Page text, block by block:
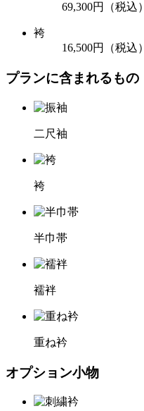
69,300円
（税込）
袴
16,500円
（税込）
プランに含まれるもの
二尺袖
袴
半巾帯
襦袢
重ね衿
オプション小物